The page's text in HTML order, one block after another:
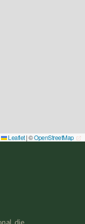
Leaflet|©OpenStreetMap